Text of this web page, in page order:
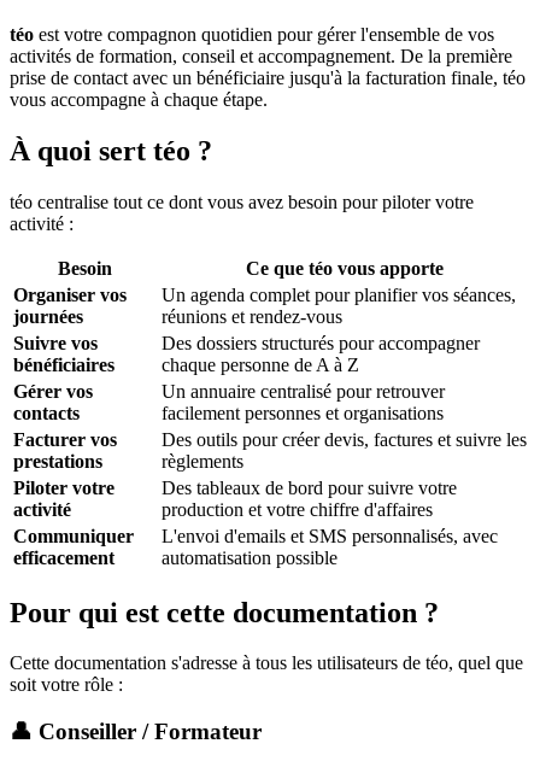
téo est votre compagnon quotidien pour gérer l'ensemble de vos
activités de formation, conseil et accompagnement. De la première
prise de contact avec un bénéficiaire jusqu'à la facturation finale, téo
vous accompagne à chaque étape.
À quoi sert téo ?
téo centralise tout ce dont vous avez besoin pour piloter votre
activité :
Besoin
Ce que téo vous apporte
Organiser vos
journées
Un agenda complet pour planifier vos séances,
réunions et rendez-vous
Suivre vos
bénéficiaires
Des dossiers structurés pour accompagner
chaque personne de A à Z
Gérer vos
contacts
Un annuaire centralisé pour retrouver
facilement personnes et organisations
Facturer vos
prestations
Des outils pour créer devis, factures et suivre les
règlements
Piloter votre
activité
Des tableaux de bord pour suivre votre
production et votre chiffre d'affaires
Communiquer
efficacement
L'envoi d'emails et SMS personnalisés, avec
automatisation possible
Pour qui est cette documentation ?
Cette documentation s'adresse à tous les utilisateurs de téo, quel que
soit votre rôle :
👤 Conseiller / Formateur